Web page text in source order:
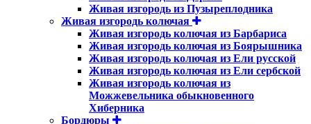
Живая изгородь из Пузыреплодника
Живая изгородь колючая
Живая изгородь колючая из Барбариса
Живая изгородь колючая из Боярышника
Живая изгородь колючая из Ели русской
Живая изгородь колючая из Ели сербской
Живая изгородь колючая из
Можжевельника обыкновенного
Хиберника
Бордюры